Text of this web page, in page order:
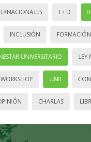
I + D
INCLUSIÓN FORMACIÓN
UNIVERSITARIO LEY
WORKSHOP UNR
CHARLAS